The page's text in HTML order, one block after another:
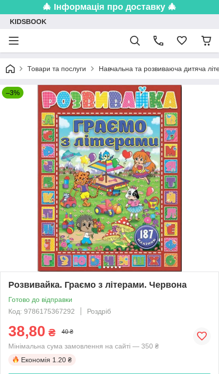
🎄 Інформація про доставку 🎄
KIDSBOOK
Товари та послуги Навчальна та розвиваюча дитяча
–3%
Розвивайка. Граємо з літерами. Червона
Готово до відправки
Код: 9786175367292
Роздріб
38,80 ₴ 40 ₴
Мінімальна сума замовлення на сайті — 350 ₴
Економія 1.20 ₴